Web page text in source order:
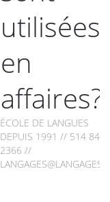
utilisées
en
affaires?
ÉCOLE DE LANGUES
DEPUIS 1991 // 514 849-
2366 //